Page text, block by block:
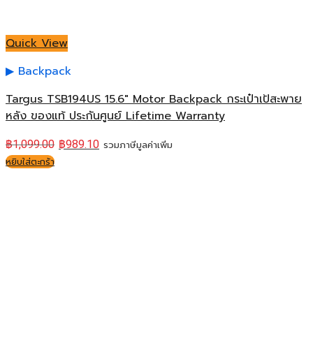
Quick View
Backpack
Targus TSB194US 15.6″ Motor Backpack กระเป๋าเป้สะพาย
หลัง ของแท้ ประกันศูนย์ Lifetime Warranty
฿1,099.00 ฿989.10 รวมภาษีมูลค่าเพิ่ม
หยิบใส่ตะกร้า